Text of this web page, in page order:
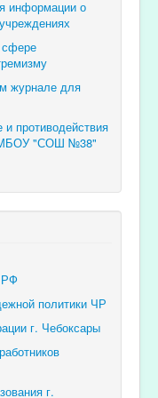
информации о
сфере
журнале для
противодействия
МБОУ "СОШ №38"
РФ
политики ЧР
г. Чебоксары
г.